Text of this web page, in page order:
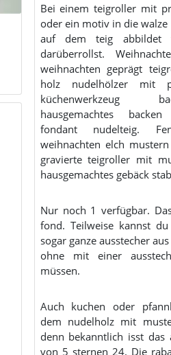
Bei einem teigroller mit
oder ein motiv in die walze
auf dem teig
darüberrollst. Weihnachten präge nudelholz
weihnachten geprägt
holz nudelhölzer mit
küchenwerkzeug
hausgemachtes
fondant nudelteig. Feng holz teigroller
weihnachten elch
gravierte teigroller mit
hausgemachtes gebäck
Nur noch 1 verfügbar. Das ideale werkzeug für
fond. Teilweise kannst du nach dem ausrollen
sogar ganze ausstecher
ohne mit einer
müssen.
Auch kuchen oder
dem nudelholz mit
denn bekanntlich isst das
von 5 sternen 24. Die rabattierung ist direkt im